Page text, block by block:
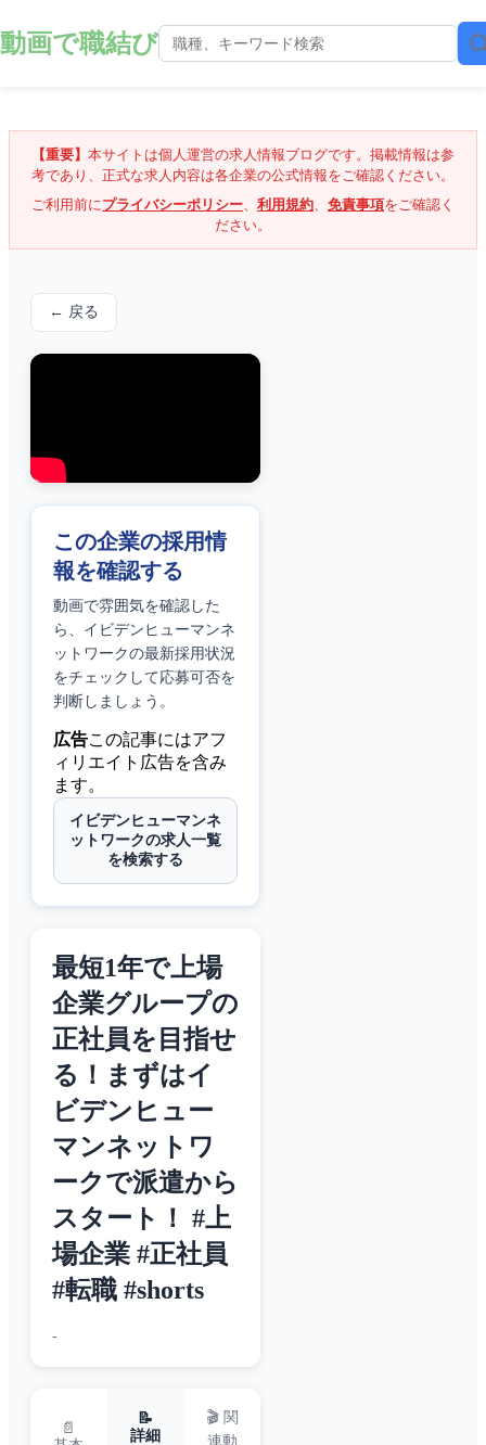
動画で職結び
【重要】 本サイトは個人運営の求人情報ブログです。掲載情報は参
考であり、正式な求人内容は各企業の公式情報をご確認ください。
ご利用前にプライバシーポリシー、 利用規約、 免責事項をご確認く
ださい。
← 戻る
この企業の採用情
報を確認する
動画で雰囲気を確認した
ら、 イビデンヒューマンネ
ットワークの最新採用状況
をチェックして応募可否を
判断しましょう。
広告この記事にはアフ
ィリエイト広告を含み
ます。
イビデンヒューマンネ
ットワークの求人一覧
を検索する
最短1年で上場
企業グループの
正社員を目指せ
る！まずはイ
ビデンヒュー
マンネットワ
ークで派遣から
スタート！ #上
場企業 #正社員
#転職 #shorts
-
📄
📝
詳細
🎬 関
連動